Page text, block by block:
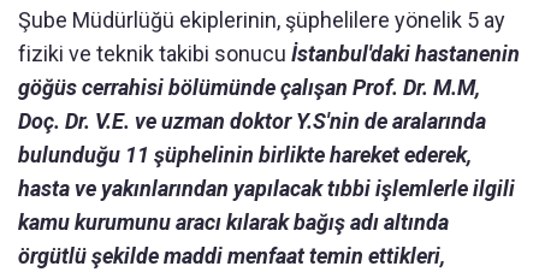
Şube Müdürlüğü ekiplerinin, şüphelilere yönelik 5 ay
fiziki ve teknik takibi sonucu İstanbul'daki hastanenin
göğüs cerrahisi bölümünde çalışan Prof. Dr. M.M,
Doç. Dr. V.E. ve uzman doktor Y.S'nin de aralarında
bulunduğu 11 şüphelinin birlikte hareket ederek,
hasta ve yakınlarından yapılacak tıbbi işlemlerle ilgili
kamu kurumunu aracı kılarak bağış adı altında
örgütlü şekilde maddi menfaat temin ettikleri,